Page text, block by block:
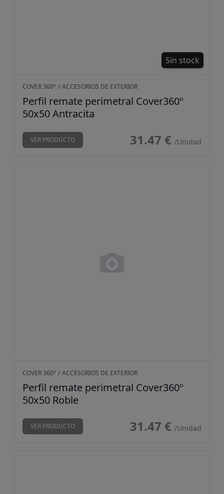
Sin stock
COVER 360º / ACCESORIOS DE EXTERIOR
Perfil remate perimetral Cover360º
50x50 Antracita
VER PRODUCTO 31.47 € /Unidad
COVER 360º / ACCESORIOS DE EXTERIOR
Perfil remate perimetral Cover360º
50x50 Roble
VER PRODUCTO 31.47 € /Unidad